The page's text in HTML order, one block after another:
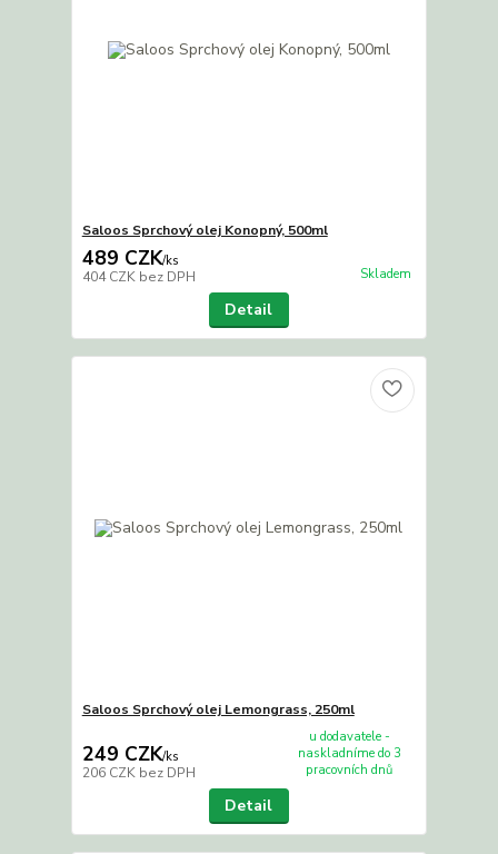
Saloos Sprchový olej Konopný, 500ml
489 CZK/ks
404 CZK bez DPH Skladem
Detail
Saloos Sprchový olej Lemongrass, 250ml
249 CZK/ks
206 CZK bez DPH
u dodavatele -
naskladníme do 3
pracovních dnů
Detail